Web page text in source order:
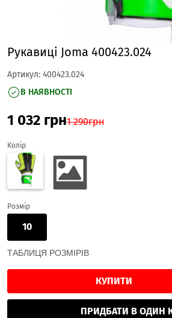
Рукавиці Joma 400423.024
Артикул: 400423.024
В НАЯВНОСТІ
1 032 грн1 290грн
Колір
Розмір
10
ТАБЛИЦЯ РОЗМІРІВ
КУПИТИ
ПРИДБАТИ В ОДИН